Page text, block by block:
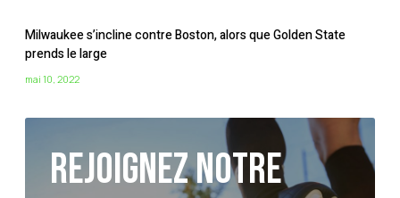
Milwaukee s’incline contre Boston, alors que Golden State
prends le large
mai 10, 2022
Rejoignez notre